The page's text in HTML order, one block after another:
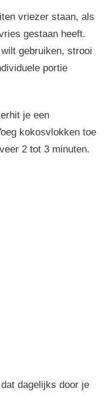
vriezer staan, als
gestaan heeft.
gebruiken, strooi
portie
je een
kokosvlokken toe
2 tot 3 minuten.
dagelijks door je